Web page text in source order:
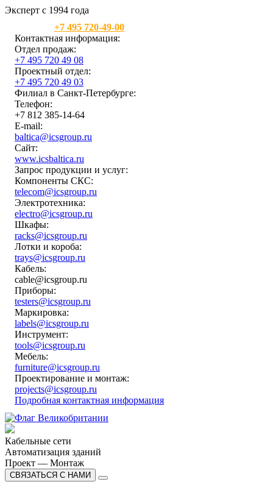
Эксперт с 1994 года
+7 495 720-49-00
Контактная информация:
Отдел продаж:
+7 495 720 49 08
Проектный отдел:
+7 495 720 49 03
Филиал в Санкт-Петербурге:
Телефон:
+7 812 385-14-64
E-mail:
baltica@icsgroup.ru
Сайт:
www.icsbaltica.ru
Запрос продукции и услуг:
Компоненты СКС:
telecom@icsgroup.ru
Электротехника:
electro@icsgroup.ru
Шкафы:
racks@icsgroup.ru
Лотки и короба:
trays@icsgroup.ru
Кабель:
cable@icsgroup.ru
Приборы:
testers@icsgroup.ru
Маркировка:
labels@icsgroup.ru
Инструмент:
tools@icsgroup.ru
Мебель:
furniture@icsgroup.ru
Проектирование и монтаж:
projects@icsgroup.ru
Подробная контактная информация
Кабельные сети
Автоматизация зданий
Проект — Монтаж
СВЯЗАТЬСЯ С НАМИ